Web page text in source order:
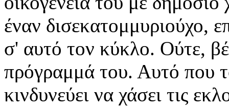
έναν δισεκατομμυριούχο,
σ' αυτό τον κύκλο. Ούτε,
πρόγραμμά του. Αυτό που
κινδυνεύει να χάσει τις